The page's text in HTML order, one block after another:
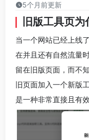
5个月前更新
旧版工具页
当一个网站已经上线
在并且还有自然流量
留在旧版页面，而不
旧页面加入一个新版
是一种非常直接且有